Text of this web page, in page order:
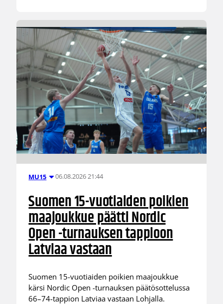
MU15 06.08.2026 21:44
Suomen 15-vuotiaiden poikien
maajoukkue päätti Nordic
Open -turnauksen tappioon
Latviaa vastaan
Suomen 15-vuotiaiden poikien maajoukkue
kärsi Nordic Open -turnauksen päätösottelussa
66–74-tappion Latviaa vastaan Lohjalla.